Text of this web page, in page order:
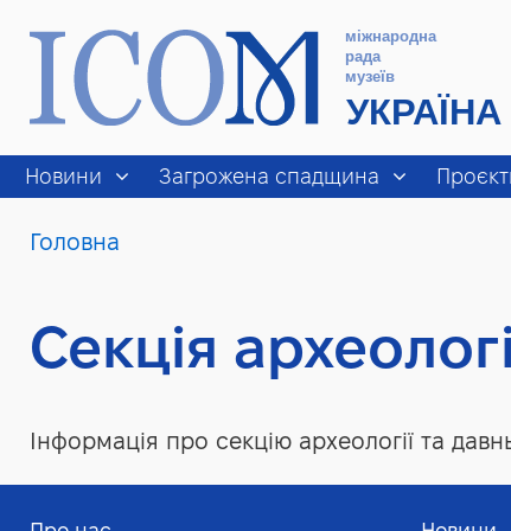
Новини Загрожена спадщина
You
Головна
Секція
Інформація про секцію археології та